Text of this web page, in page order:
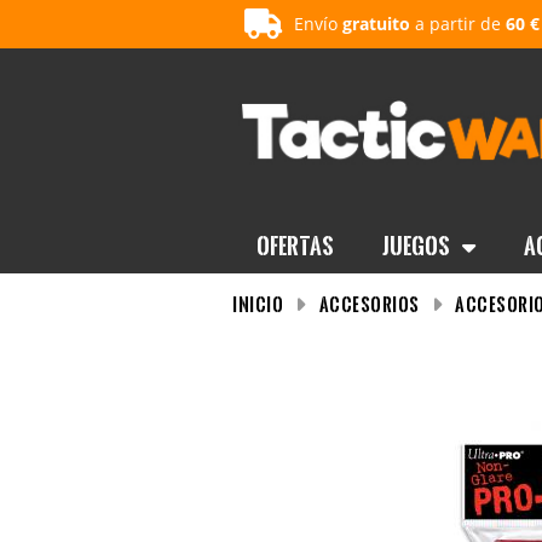
Envío gratuito a partir de 60 €
OFERTAS Juegos
INICIO Accesorios